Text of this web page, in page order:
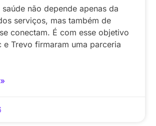
saúde não depende apenas da
serviços, mas também de
conectam. É com esse objetivo
e Trevo firmaram uma parceria